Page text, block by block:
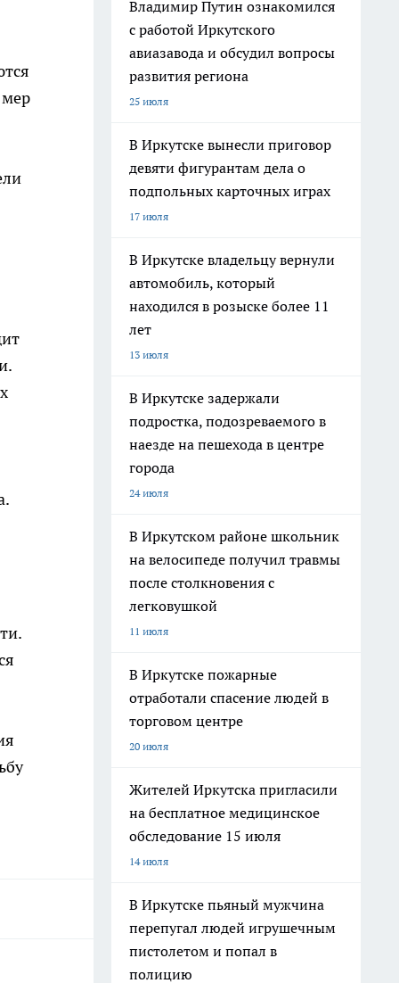
Владимир Путин ознакомился
с работой Иркутского
авиазавода и обсудил вопросы
развития региона
25 июля
В Иркутске вынесли приговор
девяти фигурантам дела о
подпольных карточных играх
17 июля
В Иркутске владельцу вернули
автомобиль, который
находился в розыске более 11
лет
13 июля
В Иркутске задержали
подростка, подозреваемого в
наезде на пешехода в центре
города
24 июля
В Иркутском районе школьник
на велосипеде получил травмы
после столкновения с
легковушкой
11 июля
В Иркутске пожарные
отработали спасение людей в
торговом центре
20 июля
Жителей Иркутска пригласили
на бесплатное медицинское
обследование 15 июля
14 июля
В Иркутске пьяный мужчина
перепугал людей игрушечным
пистолетом и попал в
полицию